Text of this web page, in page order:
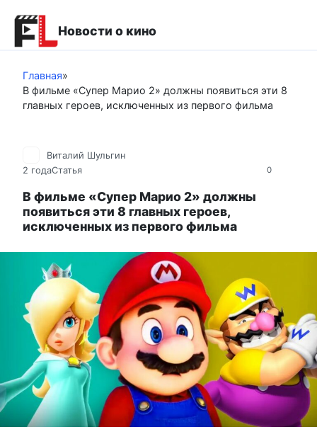
контенту
Новости о кино
Главная»
В фильме «Супер Марио 2» должны появиться эти 8
главных героев, исключенных из первого фильма
0
Виталий Шульгин
2 годаСтатья
В фильме «Супер Марио 2» должны
появиться эти 8 главных героев,
исключенных из первого фильма